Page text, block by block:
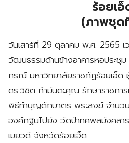
ร้อยเ
(ภาพชุด
วันเสาร์ที่ 29 ตุลาคม พ.ศ. 2565
วัฒนธรรมด้านข้างอาคารหอประชุ
กรณ์ มหาวิทยาลัยราชภัฏร้อยเอ็ด
ดร.วิชิต กำมันตะคุณ รักษาราชการ
พิธีทำบุญตักบาตร พระสงฆ์ จำนว
องค์กฐินไปยัง วัดป่าทศพลมังคลา
เมยวดี จังหวัดร้อยเอ็ด